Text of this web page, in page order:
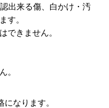
出来る傷、白かけ・汚
す。
できません。
。
なります。